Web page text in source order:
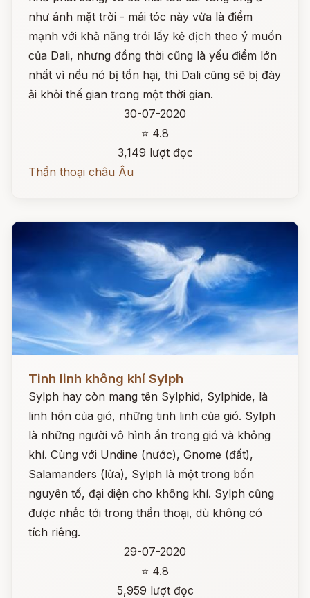
như ánh mặt trời - mái tóc này vừa là điểm
mạnh với khả năng trói lấy kẻ địch theo ý muốn
của Dali, nhưng đồng thời cũng là yếu điểm lớn
nhất vì nếu nó bị tổn hại, thì Dali cũng sẽ bị đày
ải khỏi thế gian trong một thời gian.
30-07-2020
⭐ 4.8
3,149 lượt đọc
Thần thoại châu Âu
Tinh linh không khí Sylph
Sylph hay còn mang tên Sylphid, Sylphide, là
linh hồn của gió, những tinh linh của gió. Sylph
là những người vô hình ẩn trong gió và không
khí. Cùng với Undine (nước), Gnome (đất),
Salamanders (lửa), Sylph là một trong bốn
nguyên tố, đại diện cho không khí. Sylph cũng
được nhắc tới trong thần thoại, dù không có
tích riêng.
29-07-2020
⭐ 4.8
5,959 lượt đọc